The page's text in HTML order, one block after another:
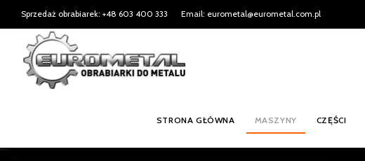
Sprzedaż obrabiarek: +48 603 400 333 Email: eurometal@eurometal.com.pl
STRONA GŁÓWNA MASZYNY CZĘŚCI